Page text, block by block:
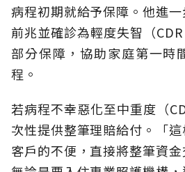
病程初期就給予保障。他進
前兆並確診為輕度失智（
部分保障，協助家庭第一時
程。
若病程不幸惡化至中重度（
次性提供整筆理賠給付。「
客戶的不便，直接將整筆資